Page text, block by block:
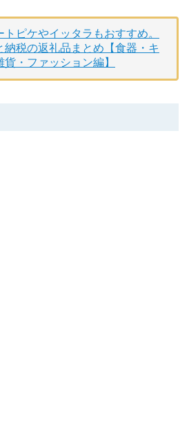
トピケやイッタラもおすすめ。
納税の返礼品まとめ【食器・キ
貨・ファッション編】